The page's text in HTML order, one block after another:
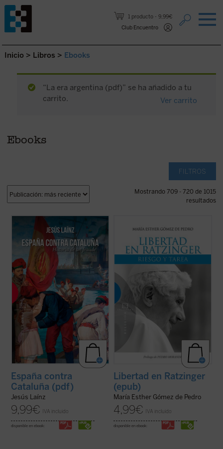
1 producto
9,99€
Club Encuentro
Saltar al contenido.
Inicio > Libros > Ebooks
“La era argentina (pdf)” se ha añadido a tu
carrito.
Ver carrito
Ebooks
FILTROS
Mostrando 709 - 720 de 1015
resultados
No había pasado una semana de la derrota
La Veu de Catalunya
afirmó que los catalanes «estamos
clavados a una barca que hace agua; si
queremos salvarnos hemos de aflojar las
ataduras».
Un siglo largo después, Oriol ...
(ver ficha)
España contra
Cataluña (pdf)
Jesús Laínz
9,99€ IVA incluido
disponible en ebook:
con las que Joseph Ratzinger guía al que se
Sólo la alegre aceptación de lo que somos,
nuestra verdad y nuestra libertad
compartida, así como de la ...(ver ficha)
Libertad en Ratzinger
(epub)
María Esther Gómez de Pedro
4,99€ IVA incluido
disponible en ebook: